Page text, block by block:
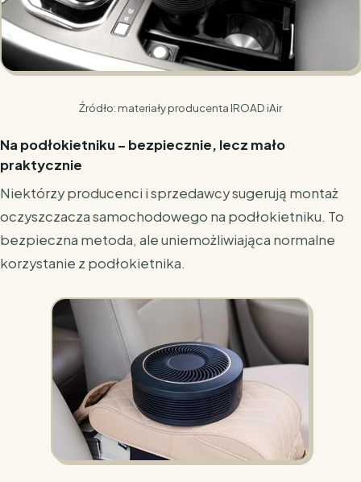
Źródło: materiały producenta IROAD iAir
Na podłokietniku – bezpiecznie, lecz mało
praktycznie
Niektórzy producenci i sprzedawcy sugerują montaż
oczyszczacza samochodowego na podłokietniku. To
bezpieczna metoda, ale uniemożliwiająca normalne
korzystanie z podłokietnika.